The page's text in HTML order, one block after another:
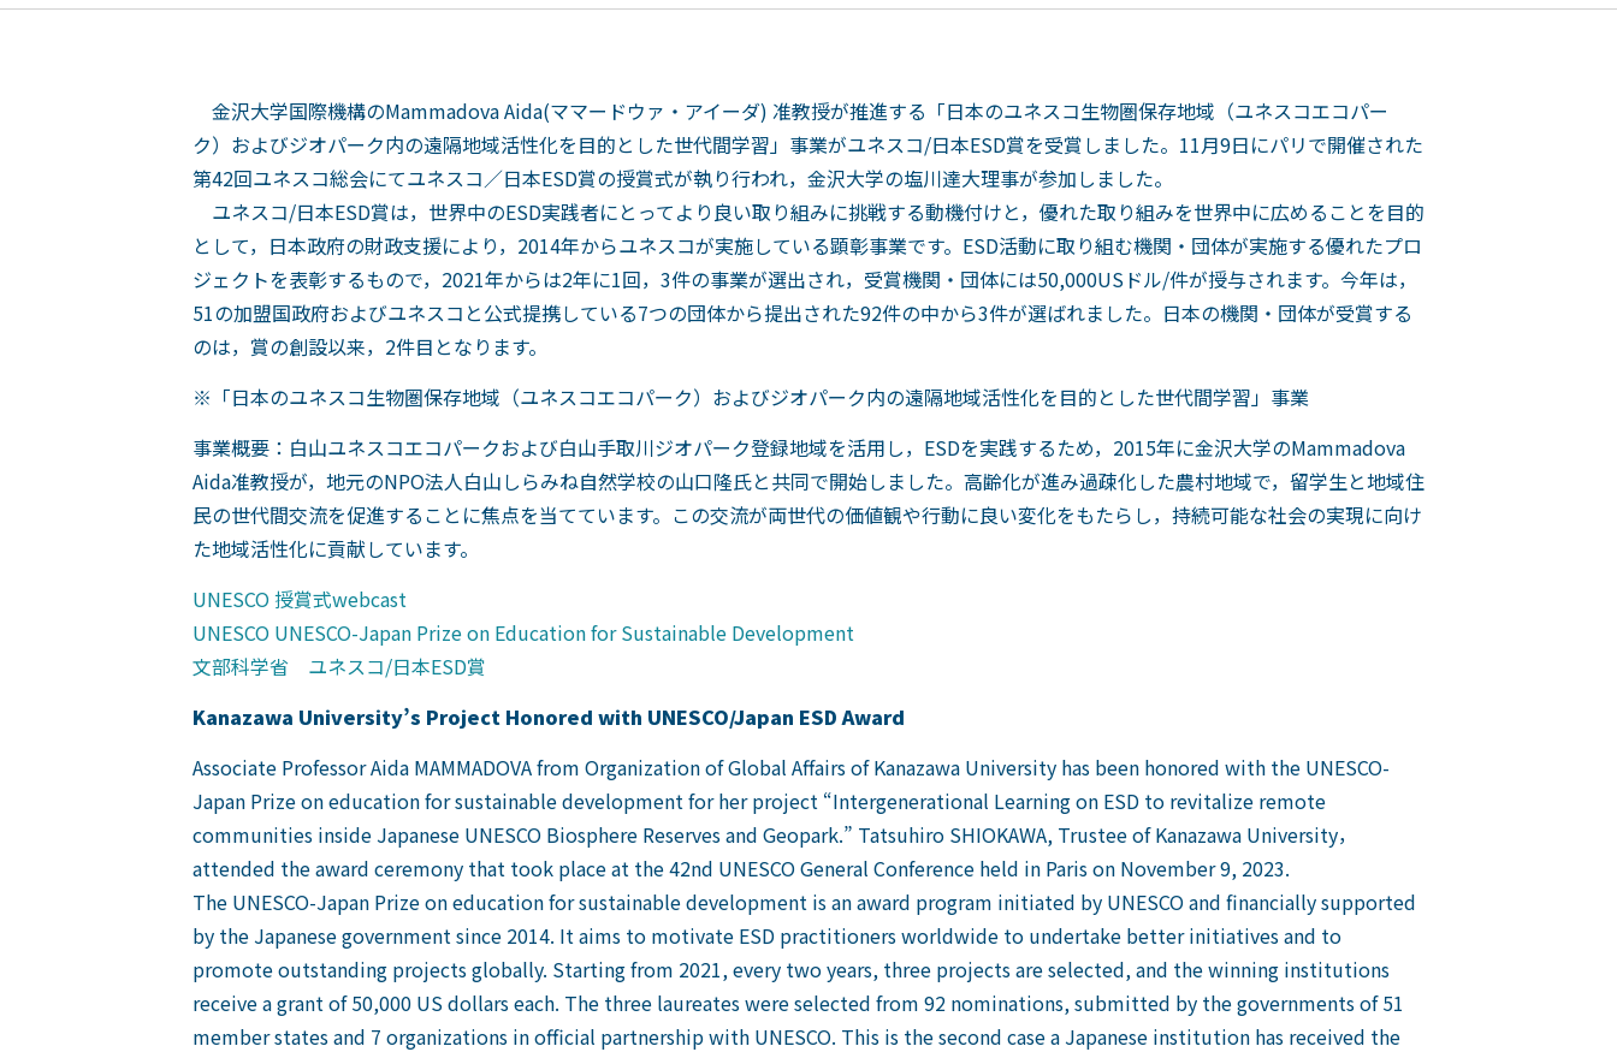
金沢大学国際機構のMammadova Aida(ママードウァ・アイーダ) 准教授が推進する「日本のユネスコ生物圏保存地域（ユネスコエコパー
ク）およびジオパーク内の遠隔地域活性化を目的とした世代間学習」事業がユネスコ/日本ESD賞を受賞しました。11月9日にパリで開催された
第42回ユネスコ総会にてユネスコ／日本ESD賞の授賞式が執り行われ，金沢大学の塩川達大理事が参加しました。
ユネスコ/日本ESD賞は，世界中のESD実践者にとってより良い取り組みに挑戦する動機付けと，優れた取り組みを世界中に広めることを目的
として，日本政府の財政支援により，2014年からユネスコが実施している顕彰事業です。ESD活動に取り組む機関・団体が実施する優れたプロ
ジェクトを表彰するもので，2021年からは2年に1回，3件の事業が選出され，受賞機関・団体には50,000USドル/件が授与されます。今年は，
51の加盟国政府およびユネスコと公式提携している7つの団体から提出された92件の中から3件が選ばれました。日本の機関・団体が受賞する
のは，賞の創設以来，2件目となります。
※「日本のユネスコ生物圏保存地域（ユネスコエコパーク）およびジオパーク内の遠隔地域活性化を目的とした世代間学習」事業
事業概要：白山ユネスコエコパークおよび白山手取川ジオパーク登録地域を活用し，ESDを実践するため，2015年に金沢大学のMammadova
Aida准教授が，地元のNPO法人白山しらみね自然学校の山口隆氏と共同で開始しました。高齢化が進み過疎化した農村地域で，留学生と地域住
民の世代間交流を促進することに焦点を当てています。この交流が両世代の価値観や行動に良い変化をもたらし，持続可能な社会の実現に向け
た地域活性化に貢献しています。
UNESCO 授賞式webcast
UNESCO UNESCO-Japan Prize on Education for Sustainable Development
文部科学省 ユネスコ/日本ESD賞
Kanazawa University’s Project Honored with UNESCO/Japan ESD Award
Associate Professor Aida MAMMADOVA from Organization of Global Affairs of Kanazawa University has been honored with the UNESCO-
Japan Prize on education for sustainable development for her project “Intergenerational Learning on ESD to revitalize remote
communities inside Japanese UNESCO Biosphere Reserves and Geopark.” Tatsuhiro SHIOKAWA, Trustee of Kanazawa University，
attended the award ceremony that took place at the 42nd UNESCO General Conference held in Paris on November 9, 2023.
The UNESCO-Japan Prize on education for sustainable development is an award program initiated by UNESCO and financially supported
by the Japanese government since 2014. It aims to motivate ESD practitioners worldwide to undertake better initiatives and to
promote outstanding projects globally. Starting from 2021, every two years, three projects are selected, and the winning institutions
receive a grant of 50,000 US dollars each. The three laureates were selected from 92 nominations, submitted by the governments of 51
member states and 7 organizations in official partnership with UNESCO. This is the second case a Japanese institution has received the